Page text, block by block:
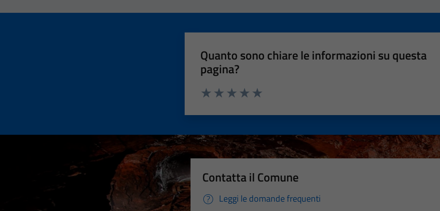
Quanto sono chiare le informazioni su questa
pagina?
Contatta il Comune
Leggi le domande frequenti